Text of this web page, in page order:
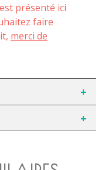
présenté ici
faire
merci de